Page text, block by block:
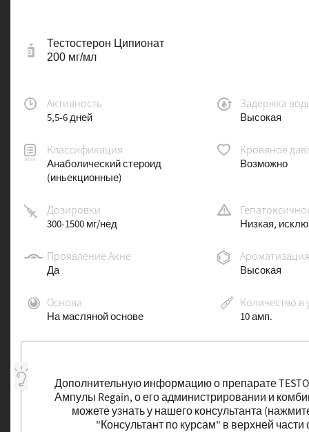
Тестостерон Ципионат
200 мг/мл
Активность
5,5-6 дней
Задержка
Высокая
Классификация
Анаболический стероид
(иньекционные)
Кровяное
Возможно
Дозировки
300-1500 мг/нед Низкая,
Проявление Акне
Да
Ароматизация
Высокая
Основа
На масляной основе
Количество в
10 амп.
Дополнительную информацию о препарате
Ампулы Regain, о его администрировании и
можете узнать у нашего консультанта
"Консультант по курсам" в верхней части